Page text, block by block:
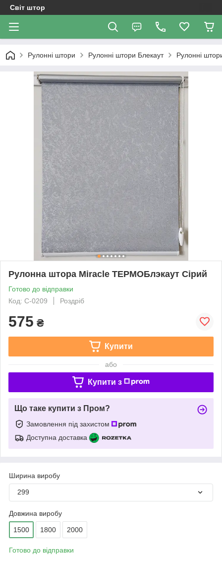
Світ штор
Рулонні штори Рулонні штори Блекаут Рулонні
Рулонна штора Miracle ТЕРМОБлэкаут Сірий
Готово до відправки
Код: С-0209
Роздріб
575 ₴
Купити
або
Купити з
Що таке купити з Пром?
Замовлення під захистом
Доступна доставка
Ширина виробу
299
Довжина виробу
1500 1800 2000
Готово до відправки